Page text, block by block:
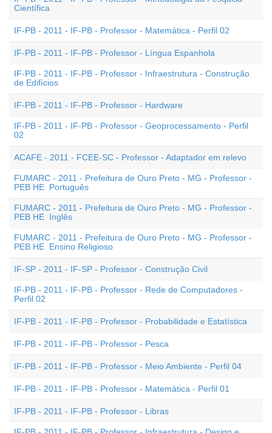
Científica
IF-PB - 2011 - IF-PB - Professor - Matemática - Perfil 02
IF-PB - 2011 - IF-PB - Professor - Língua Espanhola
IF-PB - 2011 - IF-PB - Professor - Infraestrutura - Construção
de Edifícios
IF-PB - 2011 - IF-PB - Professor - Hardware
IF-PB - 2011 - IF-PB - Professor - Geoprocessamento - Perfil
02
ACAFE - 2011 - FCEE-SC - Professor - Adaptador em relevo
FUMARC - 2011 - Prefeitura de Ouro Preto - MG - Professor -
PEB HE  Português
FUMARC - 2011 - Prefeitura de Ouro Preto - MG - Professor -
PEB HE  Inglês
FUMARC - 2011 - Prefeitura de Ouro Preto - MG - Professor -
PEB HE  Ensino Religioso
IF-SP - 2011 - IF-SP - Professor - Construção Civil
IF-PB - 2011 - IF-PB - Professor - Rede de Computadores -
Perfil 02
IF-PB - 2011 - IF-PB - Professor - Probabilidade e Estatística
IF-PB - 2011 - IF-PB - Professor - Pesca
IF-PB - 2011 - IF-PB - Professor - Meio Ambiente - Perfil 04
IF-PB - 2011 - IF-PB - Professor - Matemática - Perfil 01
IF-PB - 2011 - IF-PB - Professor - Libras